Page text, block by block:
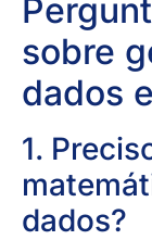
sobre
dados
1.
dados?